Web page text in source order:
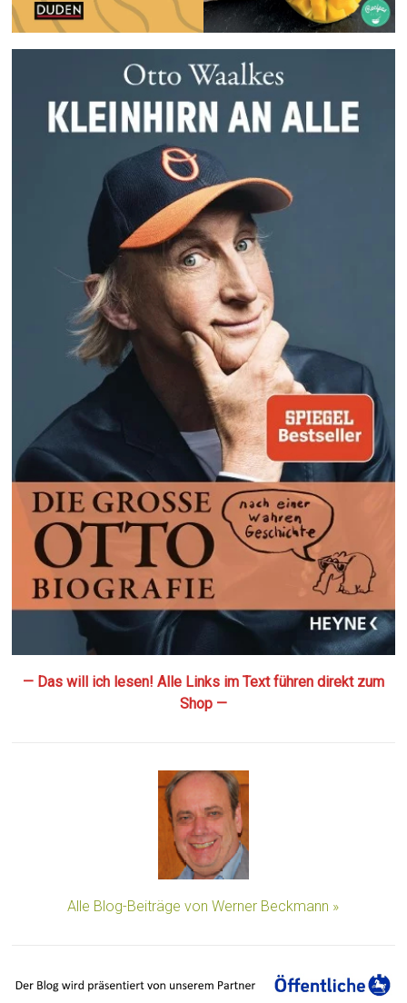
— Das will ich lesen! Alle Links im Text führen direkt zum
Shop —
Alle Blog-Beiträge von Werner Beckmann »